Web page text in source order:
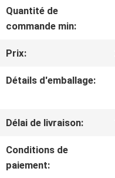
VISITE
CONTRÔLE
QUALITÉ
Quantité de
commande min:
Prix:
Détails d'emballage:
Délai de livraison:
Conditions de
paiement: